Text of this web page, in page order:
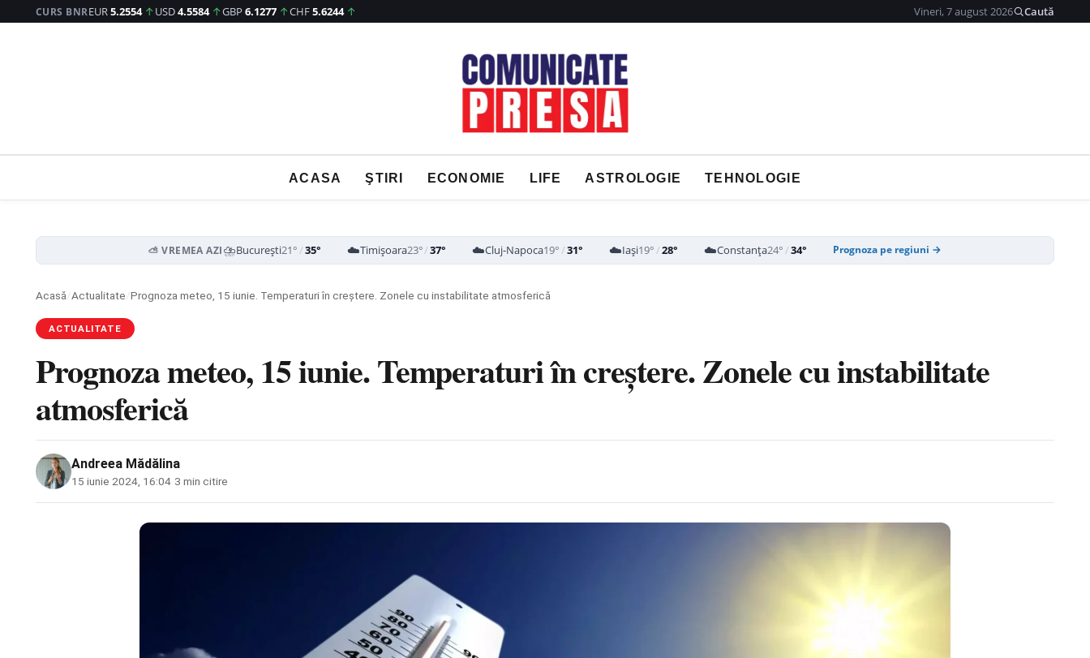
CURS BNR EUR5.2554 ↑USD4.5584 ↑GBP 6.1277 ↑CHF5.6244 ↑ Vineri, 7 august 2026 Caută
ACASA ŞTIRI ECONOMIE LIFE ASTROLOGIE TEHNOLOGIE
⛅ VREMEA AZI ⛈️București21°/35° ☁️Timișoara23°/37° ☁️Cluj-Napoca19°/31° ☁️Iași19°/28° ☁️Constanța24°/34° Prognoza pe regiuni →
Acasă/Actualitate/Prognoza meteo, 15 iunie. Temperaturi în creștere. Zonele cu instabilitate atmosferică
ACTUALITATE
Prognoza meteo, 15 iunie. Temperaturi în creștere. Zonele cu instabilitate
atmosferică
Andreea Mădălina
15 iunie 2024, 16:04 3 min citire